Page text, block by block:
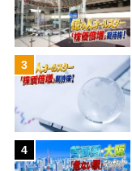
3
4